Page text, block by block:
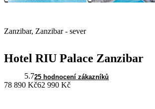
Zanzibar, Zanzibar - sever
Hotel RIU Palace Zanzibar
5.725 hodnocení zákazníků
78 890 Kč62 990 Kč